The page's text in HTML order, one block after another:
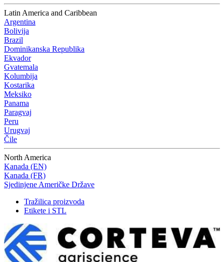
Latin America and Caribbean
Argentina
Bolivija
Brazil
Dominikanska Republika
Ekvador
Gvatemala
Kolumbija
Kostarika
Meksiko
Panama
Paragvaj
Peru
Urugvaj
Čile
North America
Kanada (EN)
Kanada (FR)
Sjedinjene Američke Države
Tražilica proizvoda
Etikete i STL